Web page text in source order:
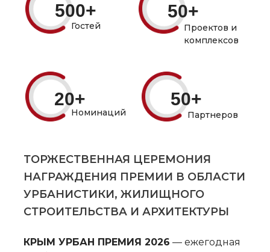
50+
Проектов и
комплексов
20+
Номинаций
50+
Партнеров
500+
Гостей
КРЫМ УРБАН ПРЕМИЯ 2026 — ежегодная
ТОРЖЕСТВЕННАЯ ЦЕРЕМОНИЯ
НАГРАЖДЕНИЯ ПРЕМИИ В ОБЛАСТИ
УРБАНИСТИКИ, ЖИЛИЩНОГО
СТРОИТЕЛЬСТВА И АРХИТЕКТУРЫ